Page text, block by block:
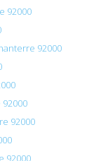
92000
92000
92000
92000